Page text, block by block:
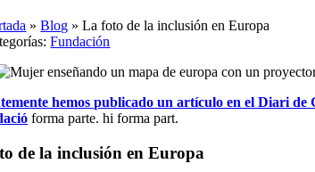
»Blog »La foto de la inclusión en Europa
Fundación
hemos publicado un artículo en el Diari de
forma parte. hi forma part.
de la inclusión en Europa